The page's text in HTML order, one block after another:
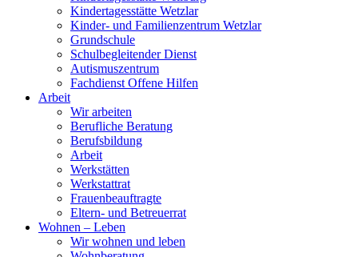
Kindertagesstätte Wetzlar
Kinder- und Familienzentrum Wetzlar
Grundschule
Schulbegleitender Dienst
Autismuszentrum
Fachdienst Offene Hilfen
Arbeit
Wir arbeiten
Berufliche Beratung
Berufsbildung
Arbeit
Werkstätten
Werkstattrat
Frauenbeauftragte
Eltern- und Betreuerrat
Wohnen – Leben
Wir wohnen und leben